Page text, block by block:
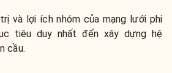
và lợi ích nhóm của mạng lưới phi
tiêu duy nhất đến xây dựng hệ
cầu.